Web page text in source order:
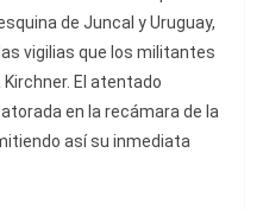
de Juncal y Uruguay,
vigilias que los militantes
El atentado
en la recámara de la
así su inmediata